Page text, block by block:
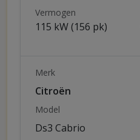
Vermogen
115 kW (156 pk)
Merk
Citroën
Model
Ds3 Cabrio